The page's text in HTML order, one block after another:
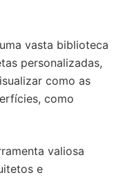
vasta biblioteca
personalizadas,
como as
como
valiosa
e